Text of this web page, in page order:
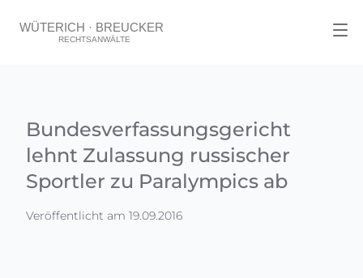
Bundesverfassungsgericht
lehnt Zulassung russischer
Sportler zu Paralympics ab
Veröffentlicht am 19.09.2016